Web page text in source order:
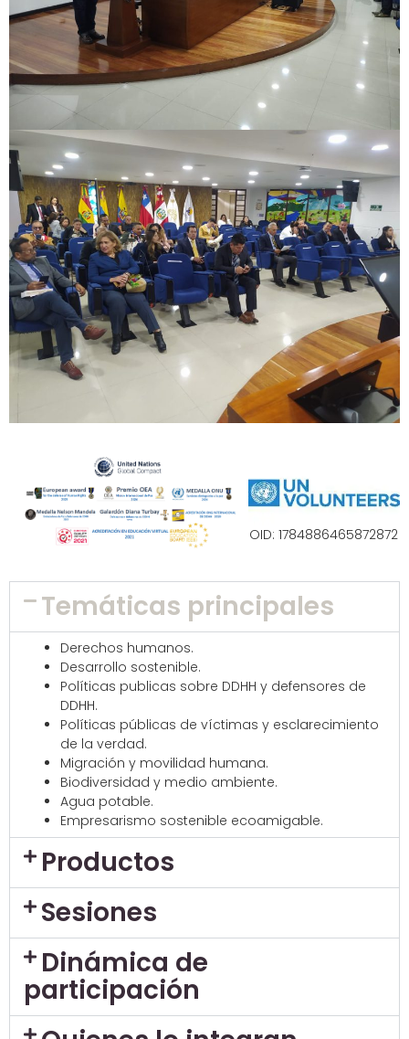
OID: 1784886465872872
Temáticas principales
Derechos humanos.
Desarrollo sostenible.
Políticas publicas sobre DDHH y defensores de
DDHH.
Políticas públicas de víctimas y esclarecimiento
de la verdad.
Migración y movilidad humana.
Biodiversidad y medio ambiente.
Agua potable.
Empresarismo sostenible ecoamigable.
Productos
Sesiones
Dinámica de
participación